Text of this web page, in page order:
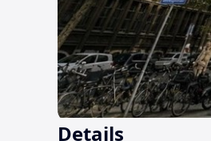
Details